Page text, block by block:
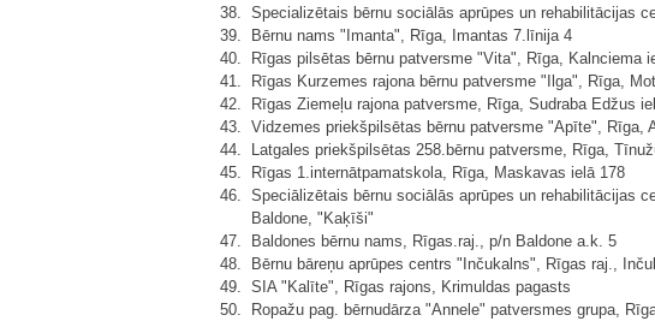
38.
Specializētais bērnu sociālās aprūpes un rehabilitācijas
39.
Bērnu nams "Imanta", Rīga, Imantas 7.līnija 4
40.
Rīgas pilsētas bērnu patversme "Vita", Rīga, Kalnciema
41.
Rīgas Kurzemes rajona bērnu patversme "Ilga", Rīga,
42.
Rīgas Ziemeļu rajona patversme, Rīga, Sudraba Edžus
43.
Vidzemes priekšpilsētas bērnu patversme "Apīte", Rīga,
44.
Latgales priekšpilsētas 258.bērnu patversme, Rīga,
45.
Rīgas 1.internātpamatskola, Rīga, Maskavas ielā 178
46.
Speciālizētais bērnu sociālās aprūpes un rehabilitācijas
Baldone, "Kaķīši"
47.
Baldones bērnu nams, Rīgas.raj., p/n Baldone a.k. 5
48.
Bērnu bāreņu aprūpes centrs "Inčukalns", Rīgas raj.,
49.
SIA "Kalīte", Rīgas rajons, Krimuldas pagasts
50.
Ropažu pag. bērnudārza "Annele" patversmes grupa,